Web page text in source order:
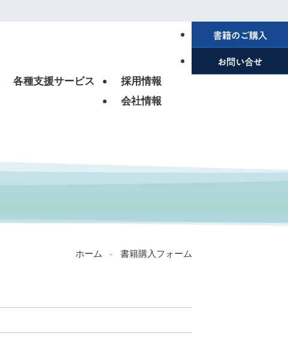
各種支援サービス
採用情報
会社情報
ホーム - 書籍購入フォーム